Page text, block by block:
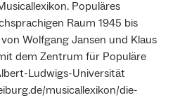
Populäres
Raum 1945 bis
Wolfgang Jansen und Klaus
dem Zentrum für Populäre
Ludwigs-Universität
musicallexikon/die-